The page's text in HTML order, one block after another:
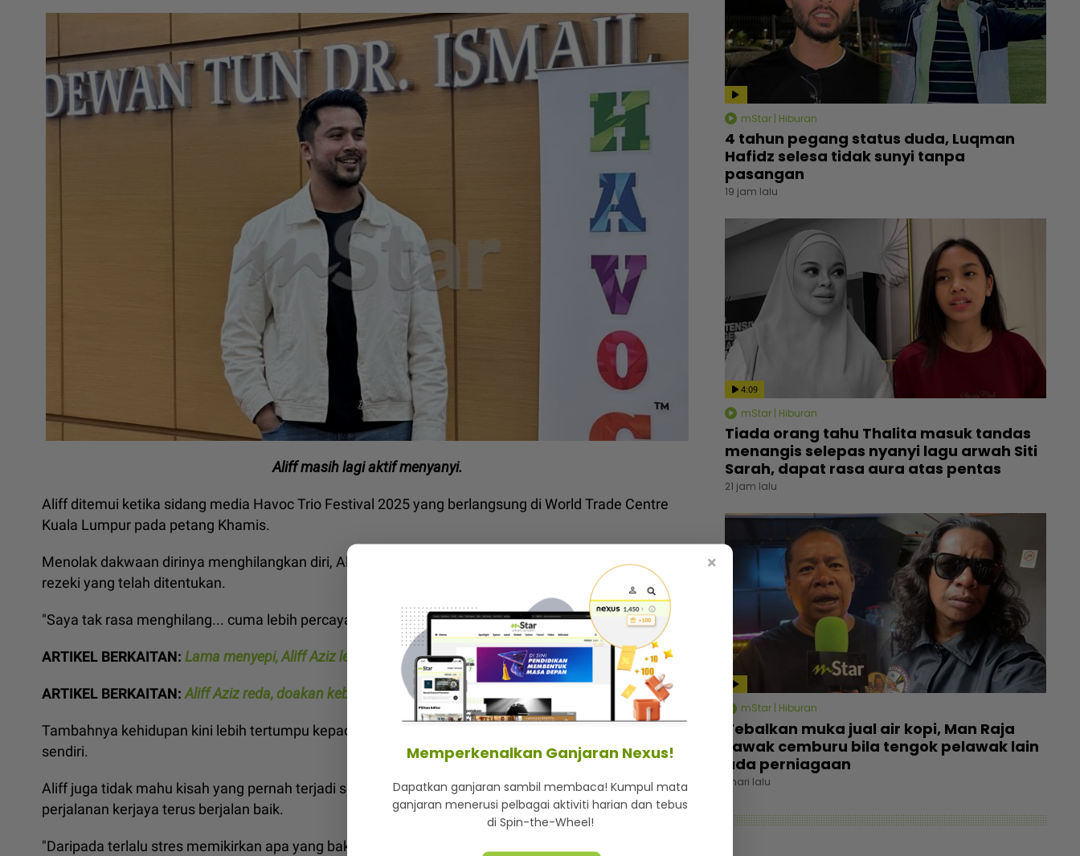
Aliff masih lagi aktif menyanyi.
Aliff ditemui ketika sidang media Havoc Trio Festival 2025 yang berlangsung di World Trade Centre
Kuala Lumpur pada petang Khamis.
Menolak dakwaan dirinya menghilangkan diri, Aliff menjelaskan dia lebih memilih untuk percaya pada
rezeki yang telah ditentukan.
"Saya tak rasa menghilang... cuma lebih percaya kepada rezeki yang telah disusun,” ujarnya.
ARTIKEL BERKAITAN: Lama menyepi, Aliff Aziz lepas gian menyanyi di Singapura
ARTIKEL BERKAITAN: Aliff Aziz reda, doakan kebahagiaan Bella Astillah dan Syed Saddiq
Tambahnya kehidupan kini lebih tertumpu kepada waktu bersama keluarga selain refleksi untuk diri
sendiri.
Aliff juga tidak mahu kisah yang pernah terjadi sebelum ini terus membayangi dirinya kerana mahu
perjalanan kerjaya terus berjalan baik.
"Daripada terlalu stres memikirkan apa yang bakal berlaku, lebih baik teruskan hidup seperti biasa.
mStar | Hiburan
4 tahun pegang status duda, Luqman
Hafidz selesa tidak sunyi tanpa
pasangan
19 jam lalu
4:09
mStar | Hiburan
Tiada orang tahu Thalita masuk tandas
menangis selepas nyanyi lagu arwah Siti
Sarah, dapat rasa aura atas pentas
21 jam lalu
mStar | Hiburan
Tebalkan muka jual air kopi, Man Raja
Lawak cemburu bila tengok pelawak lain
ada perniagaan
1 hari lalu
×
Memperkenalkan Ganjaran Nexus!
Dapatkan ganjaran sambil membaca! Kumpul mata
ganjaran menerusi pelbagai aktiviti harian dan tebus
di Spin-the-Wheel!